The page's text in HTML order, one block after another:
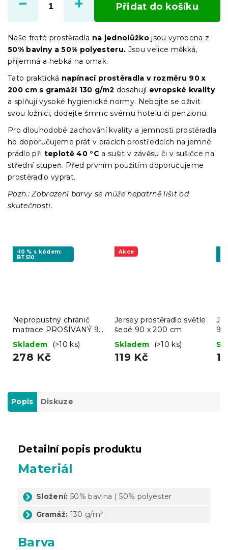
Přidat do košíku
Naše froté prostěradla na jednolůžkojsou vyrobena z
50% bavlny a 50% polyesteru. Jsou velice měkká,
příjemná a hebká na omak.
Tato praktická napínací prostěradla v rozměru 90 x
200 cm s gramáží 130 g/m2 dosahujíevropské kvality
a splňují vysoké hygienické normy. Nebojte se oživit
svou ložnici, dodejte šmrnc svému hotelu či penzionu.
Pro dlouhodobé zachování kvality a jemnosti prostěradla
ho doporučujeme prát v pracích prostředcích na jemné
prádlo při teplotě 40 °C a sušit v závěsu či v sušičce na
střední stupeň. Před prvním použitím doporučujeme
prostěradlo vyprat.
Pozn.: Zobrazení barvy se může nepatrně lišit od
skutečnosti.
-10 % s kódem:
BTS10
Nepropustný chránič
matrace PROŠÍVANÝ 90
x 200 cm
Skladem (>10 ks)
278 Kč
Akce
Jersey prostěradlo světle
šedé 90 x 200 cm
Skladem
(>10 ks)
119 Kč
90
Popis Diskuze
Detailní popis produktu
Materiál
Složení: 50% bavlna | 50% polyester
Gramáž: 130 g/m²
Barva